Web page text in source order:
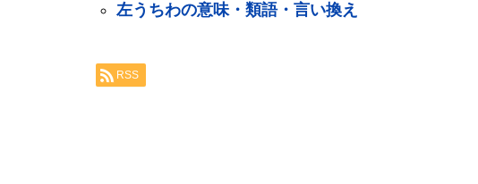
左うちわの意味・類語・言い換え
RSS